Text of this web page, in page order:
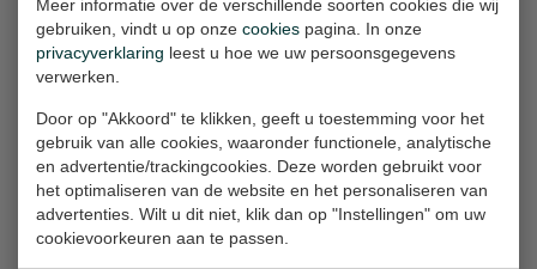
Meer informatie over de verschillende soorten cookies die wij
gebruiken, vindt u op onze cookies pagina. In onze
privacyverklaring leest u hoe we uw persoonsgegevens
verwerken.
Door op "Akkoord" te klikken, geeft u toestemming voor het
gebruik van alle cookies, waaronder functionele, analytische
en advertentie/trackingcookies. Deze worden gebruikt voor
het optimaliseren van de website en het personaliseren van
advertenties. Wilt u dit niet, klik dan op "Instellingen" om uw
cookievoorkeuren aan te passen.
verscheidenheid aan beeldschermresoluties
alsmaar toeneemt, is dit een belangrijk punt in
de ontwikkeling van een website.
Online marketing
Met een vaste aanpak wordt gezorgd voor een
betere online vindbaarheid van Heinenx. De
online marketing campagne zorgt ervoor dat